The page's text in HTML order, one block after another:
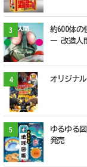
3
約600体
ー 改造人
4 オリジナ
5
ゆるゆる
発売